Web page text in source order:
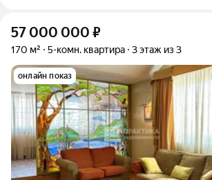
57 000 000 ₽
170 м² 5-комн. квартира 3 этаж из 3
онлайн показ